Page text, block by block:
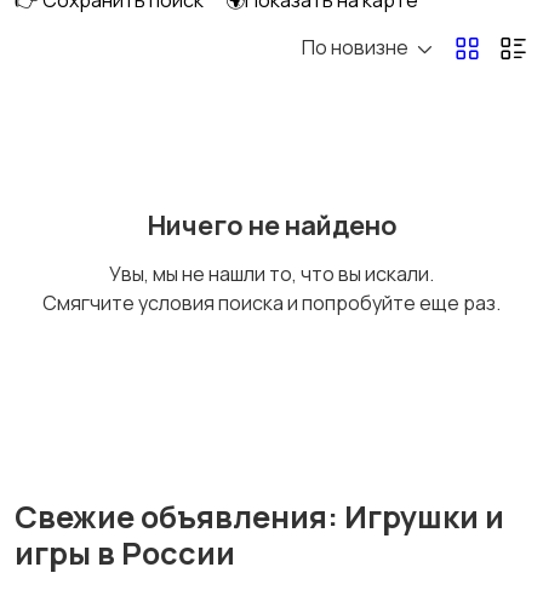
По новизне
Ничего не найдено
Увы, мы не нашли то, что вы искали.
Смягчите условия поиска и попробуйте еще раз.
Свежие объявления: Игрушки и
игры в России